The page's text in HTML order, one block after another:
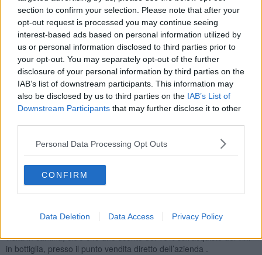
section to confirm your selection. Please note that after your
opt-out request is processed you may continue seeing
interest-based ads based on personal information utilized by
us or personal information disclosed to third parties prior to
your opt-out. You may separately opt-out of the further
disclosure of your personal information by third parties on the
IAB’s list of downstream participants. This information may
also be disclosed by us to third parties on the IAB’s List of
Downstream Participants that may further disclose it to other
Personal Data Processing Opt Outs
CONFIRM
Data Deletion Data Access Privacy Policy
della provincia di Siena. Per ben dieci giovedì, fino al 18 novembre,
torna all’ora di cena l’appuntamento in cui le Doc e le Docg di Siena
si uniranno ai sapori della tradizione culinaria senese per farci
assaporare la storia del territorio. Così, i giovedì di Tra Borghi e
Cantine, nei ristoranti posti sui Sentieri del Gusto, potremo
assaporare i piatti della cucina tradizionale senese e toscana
proposti in un menù pensato e dedicato alla serata in abbinamento
con i vini del territorio.
La forza di “Tra Borghi e Cantine – I Sentieri del Gusto” è l’alleanza
con le aziende vitivinicole del territorio, ognuna di loro offrirà ai
clienti delle serate di Tra borghi e Cantine, visite e degustazioni o
sconti nella propria azienda.
dicembre 2021 la possibilità di una visita con degustazione di 3
etichette a 15 euro a persona oppure un ingresso a 30 euro con
visita in cantina, oltre che uno sconto del 10% sull’acquisto dei vini
in bottiglia, presso il punto vendita diretto dell’azienda .